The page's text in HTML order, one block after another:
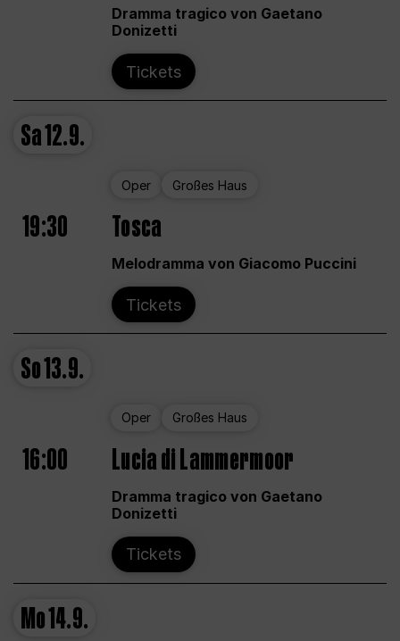
Dramma tragico von Gaetano
Donizetti
Tickets
Sa12.9.
Oper Großes Haus
19:30 Tosca
Melodramma von Giacomo Puccini
Tickets
So13.9.
Oper Großes Haus
16:00 Lucia di Lammermoor
Dramma tragico von Gaetano
Donizetti
Tickets
Mo14.9.